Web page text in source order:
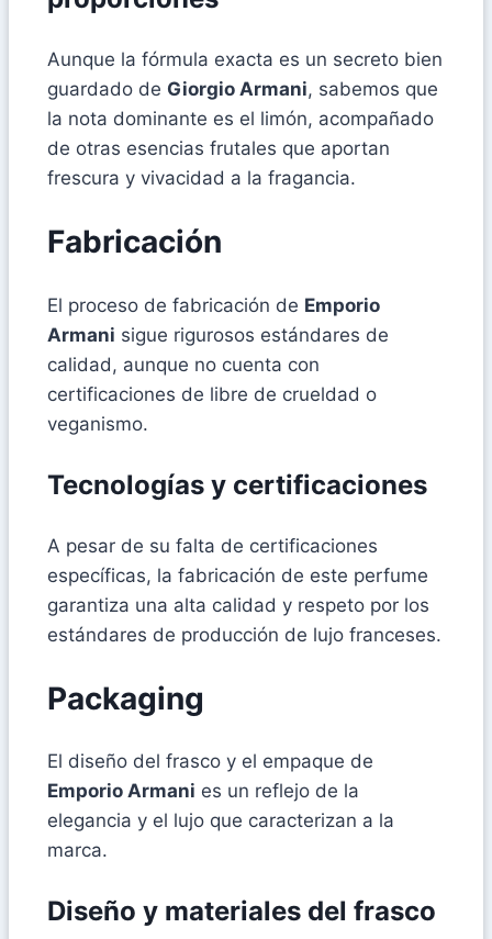
Aunque la fórmula exacta es un secreto bien
guardado de Giorgio Armani, sabemos que
la nota dominante es el limón, acompañado
de otras esencias frutales que aportan
frescura y vivacidad a la fragancia.
Fabricación
El proceso de fabricación de Emporio
Armani sigue rigurosos estándares de
calidad, aunque no cuenta con
certificaciones de libre de crueldad o
veganismo.
Tecnologías y certificaciones
A pesar de su falta de certificaciones
específicas, la fabricación de este perfume
garantiza una alta calidad y respeto por los
estándares de producción de lujo franceses.
Packaging
El diseño del frasco y el empaque de
Emporio Armani es un reflejo de la
elegancia y el lujo que caracterizan a la
marca.
Diseño y materiales del frasco